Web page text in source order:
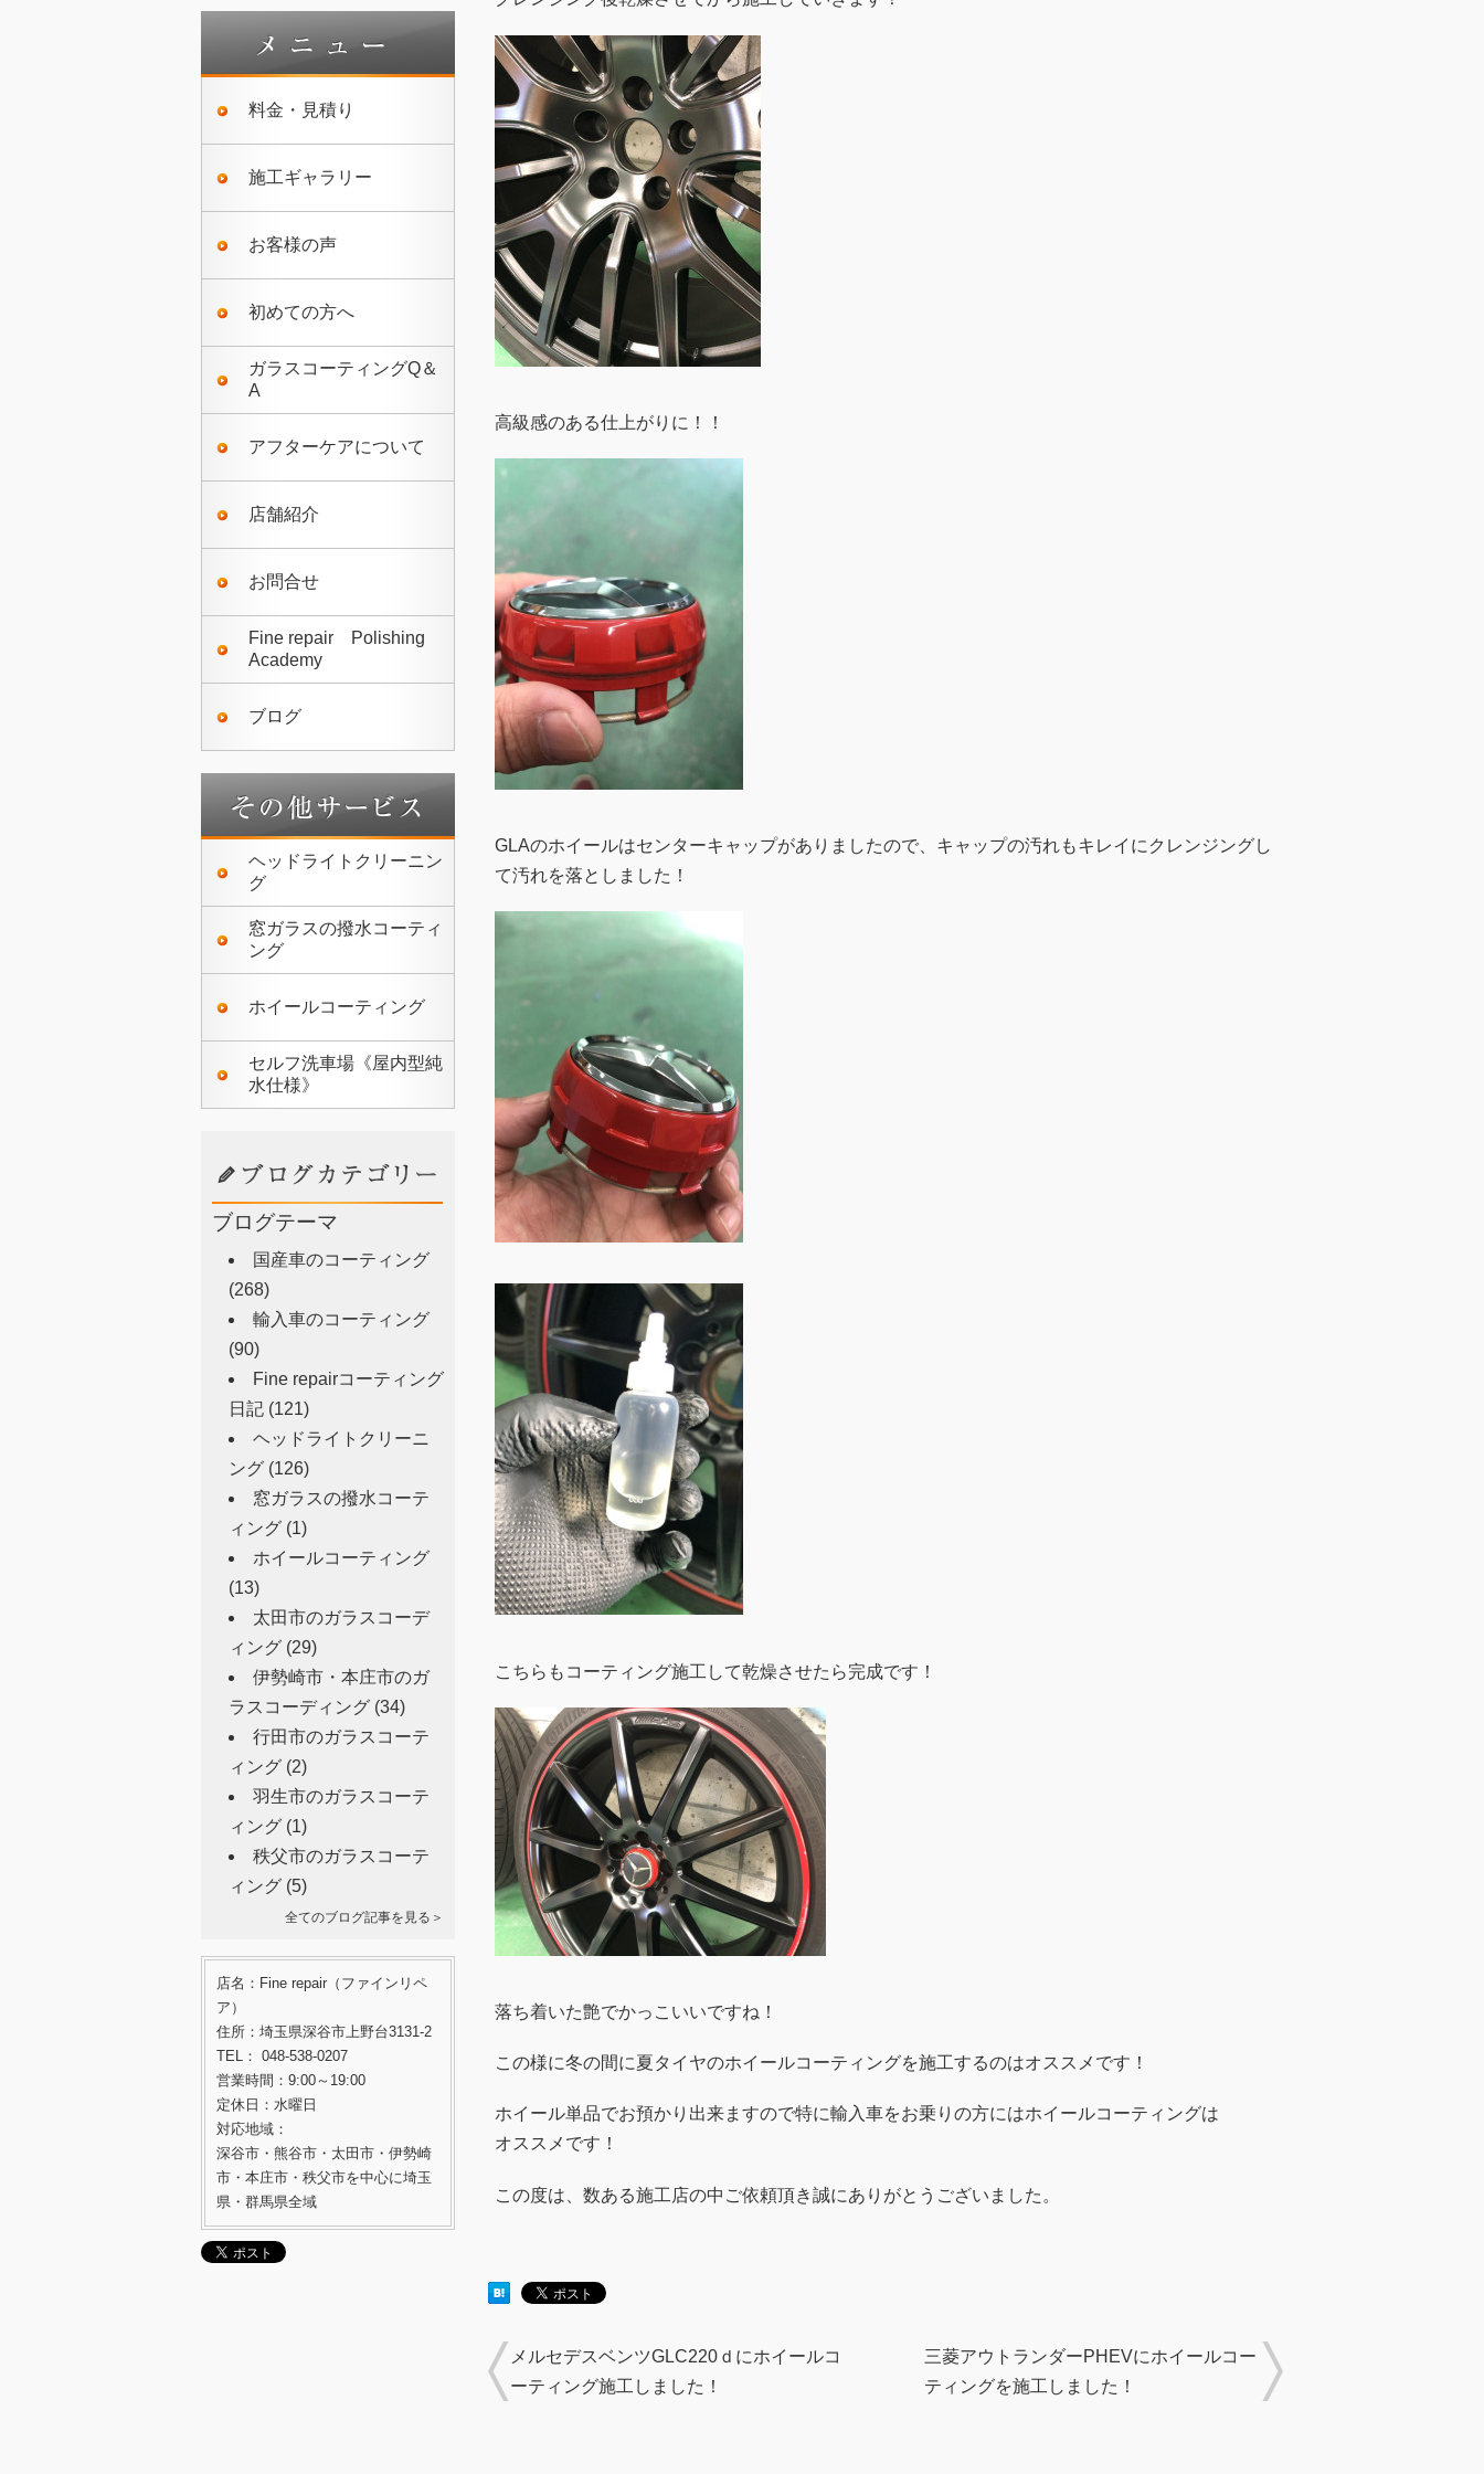
料金・見積り
施工ギャラリー
お客様の声
初めての方へ
ガラスコーティングQ＆
A
アフターケアについて
店舗紹介
お問合せ
Fine repair Polishing
Academy
ブログ
ヘッドライトクリーニン
グ
窓ガラスの撥水コーティ
ング
ホイールコーティング
セルフ洗車場《屋内型純
水仕様》
ブログテーマ
国産車のコーティング
(268)
輸入車のコーティング
(90)
Fine repairコーティング
日記 (121)
ヘッドライトクリーニ
ング (126)
窓ガラスの撥水コーテ
ィング (1)
ホイールコーティング
(13)
太田市のガラスコーデ
ィング (29)
伊勢崎市・本庄市のガ
ラスコーディング (34)
行田市のガラスコーテ
ィング (2)
羽生市のガラスコーテ
ィング (1)
秩父市のガラスコーテ
ィング (5)
全てのブログ記事を見る＞
店名：Fine repair（ファインリペ
ア）
住所：埼玉県深谷市上野台3131-2
TEL： 048-538-0207
営業時間：9:00～19:00
定休日：水曜日
対応地域：
深谷市・熊谷市・太田市・伊勢崎
市・本庄市・秩父市を中心に埼玉
県・群馬県全域
高級感のある仕上がりに！！
GLAのホイールはセンターキャップがありましたので、キャップの汚れもキレイにクレンジングし
て汚れを落としました！
こちらもコーティング施工して乾燥させたら完成です！
落ち着いた艶でかっこいいですね！
この様に冬の間に夏タイヤのホイールコーティングを施工するのはオススメです！
ホイール単品でお預かり出来ますので特に輸入車をお乗りの方にはホイールコーティングは
オススメです！
この度は、数ある施工店の中ご依頼頂き誠にありがとうございました。
メルセデスベンツGLC220ｄにホイールコ
ーティング施工しました！
三菱アウトランダーPHEVにホイールコー
ティングを施工しました！